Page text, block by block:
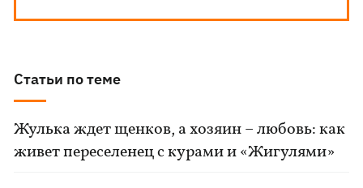
Статьи по теме
Жулька ждет щенков, а хозяин – любовь: как
живет переселенец с курами и «Жигулями»